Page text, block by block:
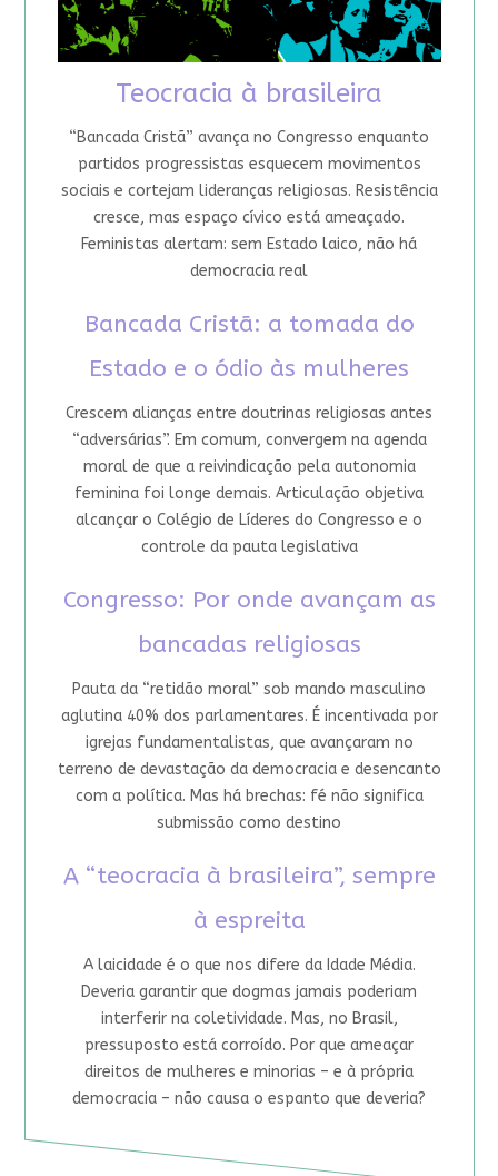
Teocracia à brasileira
“Bancada Cristã” avança no Congresso enquanto
partidos progressistas esquecem movimentos
sociais e cortejam lideranças religiosas. Resistência
cresce, mas espaço cívico está ameaçado.
Feministas alertam: sem Estado laico, não há
democracia real
Bancada Cristã: a tomada do
Estado e o ódio às mulheres
Crescem alianças entre doutrinas religiosas antes
“adversárias”. Em comum, convergem na agenda
moral de que a reivindicação pela autonomia
feminina foi longe demais. Articulação objetiva
alcançar o Colégio de Líderes do Congresso e o
controle da pauta legislativa
Congresso: Por onde avançam as
bancadas religiosas
Pauta da “retidão moral” sob mando masculino
aglutina 40% dos parlamentares. É incentivada por
igrejas fundamentalistas, que avançaram no
terreno de devastação da democracia e desencanto
com a política. Mas há brechas: fé não significa
submissão como destino
A “teocracia à brasileira”, sempre
à espreita
A laicidade é o que nos difere da Idade Média.
Deveria garantir que dogmas jamais poderiam
interferir na coletividade. Mas, no Brasil,
pressuposto está corroído. Por que ameaçar
direitos de mulheres e minorias – e à própria
democracia – não causa o espanto que deveria?